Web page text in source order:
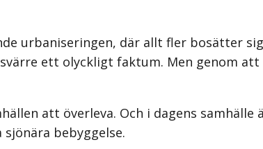
urbaniseringen, där allt fler bosätter
ett olyckligt faktum. Men genom
att överleva. Och i dagens samhälle
bebyggelse.